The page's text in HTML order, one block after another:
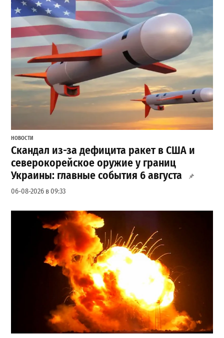
НОВОСТИ
Скандал из-за дефицита ракет в США и
северокорейское оружие у границ
Украины: главные события 6 августа
06-08-2026 в 09:33